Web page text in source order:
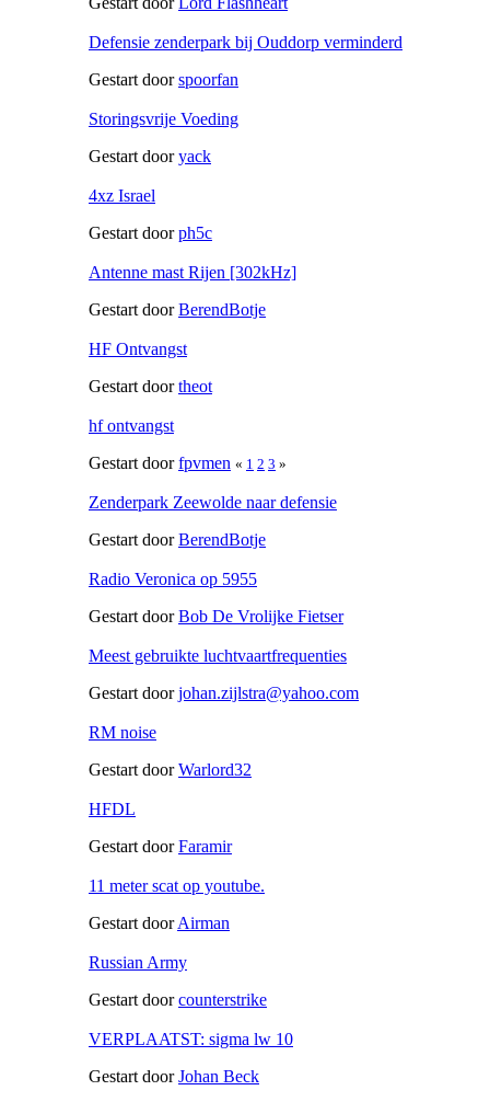
Defensie zenderpark bij Ouddorp verminderd
Gestart doorspoorfan
Storingsvrije Voeding
Gestart dooryack
4xz Israel
Gestart doorph5c
Antenne mast Rijen [302kHz]
Gestart doorBerendBotje
HF Ontvangst
Gestart doortheot
hf ontvangst
Gestart doorfpvmen « 1 2 3 »
Zenderpark Zeewolde naar defensie
Gestart doorBerendBotje
Radio Veronica op 5955
Gestart doorBob De Vrolijke Fietser
Meest gebruikte luchtvaartfrequenties
Gestart doorjohan.zijlstra@yahoo.com
RM noise
Gestart doorWarlord32
HFDL
Gestart doorFaramir
11 meter scat op youtube.
Gestart doorAirman
Russian Army
Gestart doorcounterstrike
VERPLAATST: sigma lw 10
Gestart doorJohan Beck